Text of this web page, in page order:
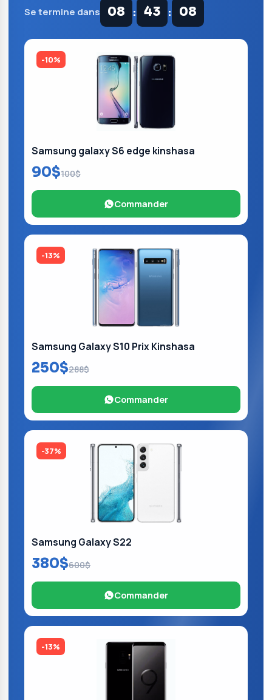
Se termine dans 08 : 43 : 08
-10%
Samsung galaxy S6 edge kinshasa
90$100$
Commander
-13%
Samsung Galaxy S10 Prix Kinshasa
250$288$
Commander
-37%
Samsung Galaxy S22
380$600$
Commander
-13%